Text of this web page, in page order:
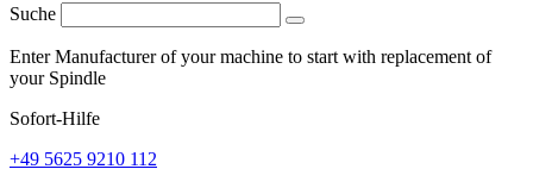
Suche
Enter Manufacturer of your machine to start with replacement of
your Spindle
Sofort-Hilfe
+49 5625 9210 112